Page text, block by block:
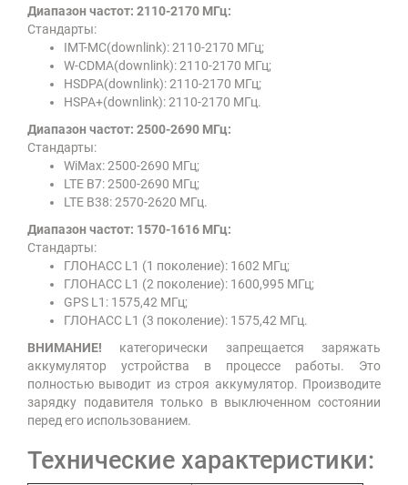
Диапазон частот: 2110-2170 МГц:
Стандарты:
IMT-MC(downlink): 2110-2170 МГц;
W-CDMA(downlink): 2110-2170 МГц;
HSDPA(downlink): 2110-2170 МГц;
HSPA+(downlink): 2110-2170 МГц.
Диапазон частот: 2500-2690 МГц:
Стандарты:
WiMax: 2500-2690 МГц;
LTE B7: 2500-2690 МГц;
LTE B38: 2570-2620 МГц.
Диапазон частот: 1570-1616 МГц:
Стандарты:
ГЛОНАСС L1 (1 поколение): 1602 МГц;
ГЛОНАСС L1 (2 поколение): 1600,995 МГц;
GPS L1: 1575,42 МГц;
ГЛОНАСС L1 (3 поколение): 1575,42 МГц.
ВНИМАНИЕ! категорически запрещается заряжать
аккумулятор устройства в процессе работы. Это
полностью выводит из строя аккумулятор. Производите
зарядку подавителя только в выключенном состоянии
перед его использованием.
Технические характеристики: